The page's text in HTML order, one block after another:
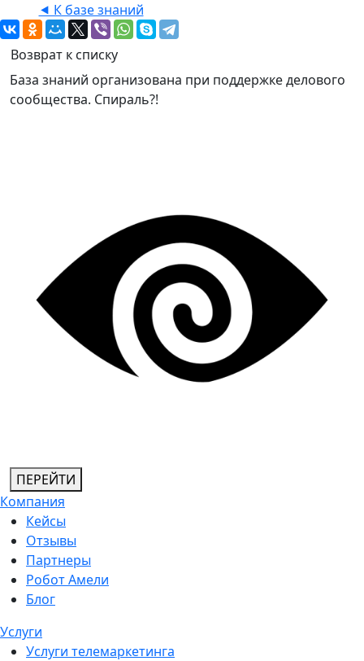
⯇ К базе знаний
Возврат к списку
База знаний организована при поддержке делового
сообщества. Спираль?!
ПЕРЕЙТИ
Компания
Кейсы
Отзывы
Партнеры
Робот Амели
Блог
Услуги
Услуги телемаркетинга